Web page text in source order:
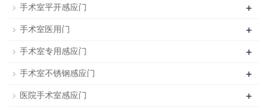
手术室平开感应门 +
手术室医用门 +
手术室专用感应门 +
手术室不锈钢感应门 +
医院手术室感应门 +